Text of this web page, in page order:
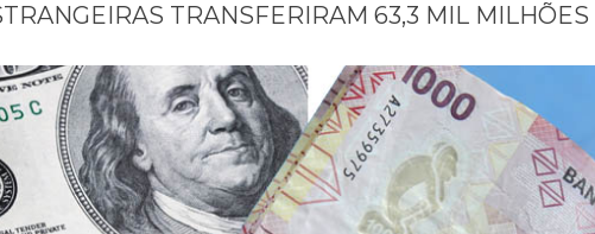
TRANSFERIRAM 63,3 MIL MILHÕES